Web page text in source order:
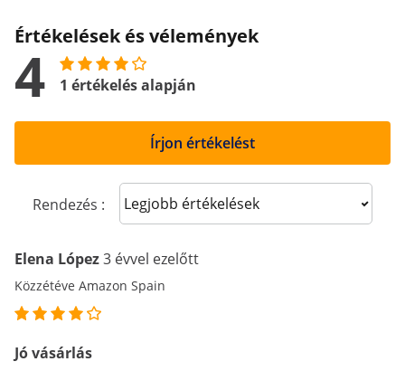
Értékelések és vélemények
4 1 értékelés alapján
Írjon értékelést
Rendezés : Sort reviews
Elena López3 évvel ezelőtt
Közzétéve Amazon Spain
Jó vásárlás